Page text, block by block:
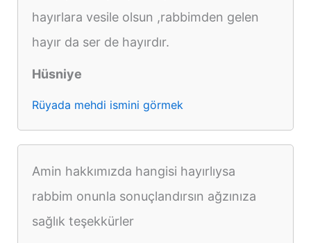
hayırlara vesile olsun ,rabbimden gelen
hayır da ser de hayırdır.
Hüsniye
Rüyada mehdi ismini görmek
Amin hakkımızda hangisi hayırlıysa
rabbim onunla sonuçlandırsın ağzınıza
sağlık teşekkürler